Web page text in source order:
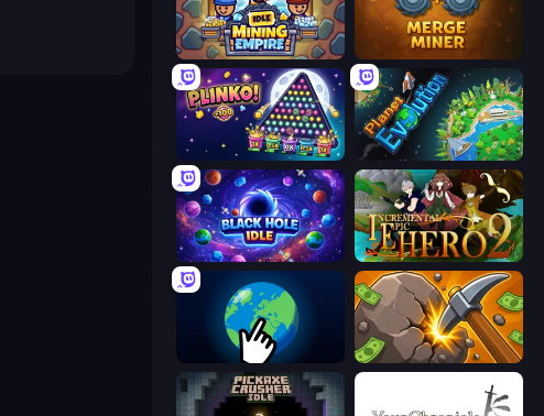
Idle Mining Empire Merge Miner
PLINKO! Planet Evolution: Idle Clicker
Black Hole Idle Incremental Epic Hero 2
Planet Clicker 2 Mine Clicker